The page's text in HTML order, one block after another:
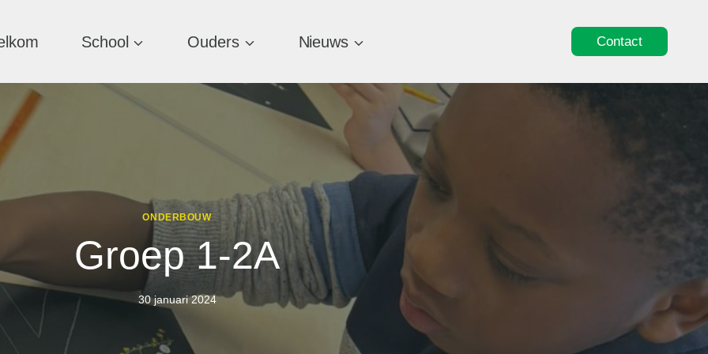
School Ouders Nieuws Contact
ONDERBOUW
Groep 1-2A
30 januari 2024